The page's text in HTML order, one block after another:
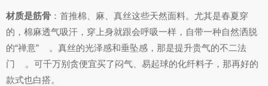
材质是筋骨 ：首推棉、麻、真丝这些天然面料。尤其是春夏穿
的，棉麻透气吸汗，穿上身就跟会呼吸一样，自带一种自然洒脱
的“禅意”
。真丝的光泽感和垂坠感，那是提升贵气的不二法
门
。可千万别贪便宜买了闷气、易起球的化纤料子，那再好的
款式也白搭。